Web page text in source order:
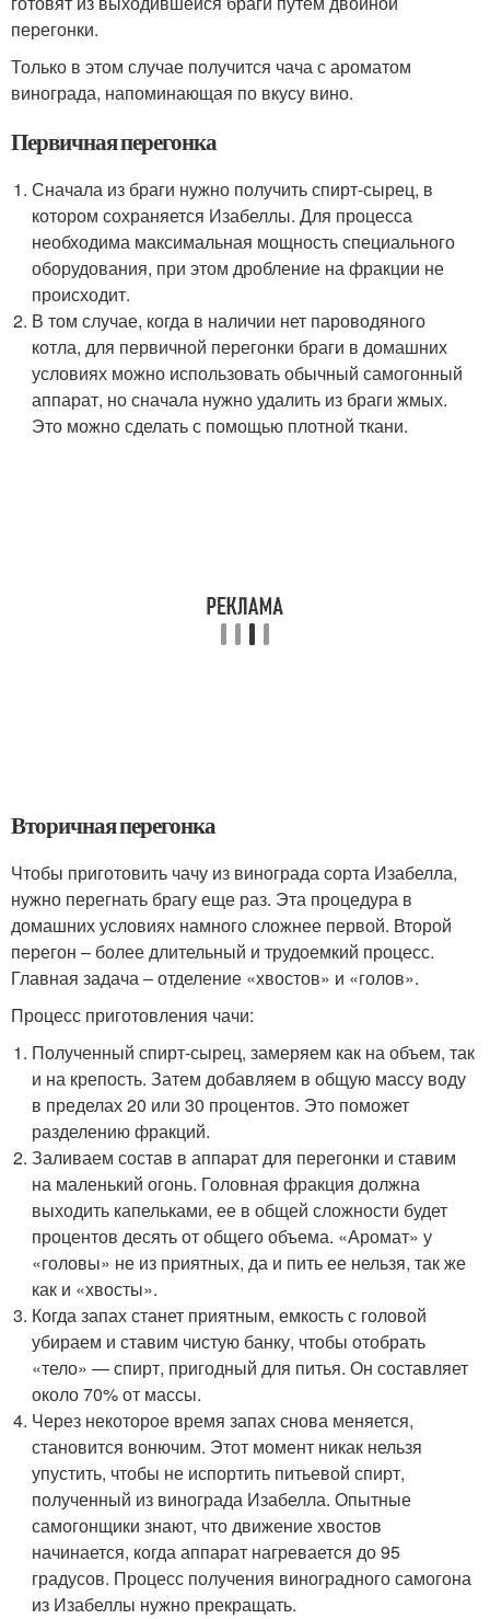
перегонки.
Только в этом случае получится чача с ароматом
винограда, напоминающая по вкусу вино.
Первичная перегонка
Сначала из браги нужно получить спирт-сырец, в
котором сохраняется Изабеллы. Для процесса
необходима максимальная мощность специального
оборудования, при этом дробление на фракции не
происходит.
В том случае, когда в наличии нет пароводяного
котла, для первичной перегонки браги в домашних
условиях можно использовать обычный самогонный
аппарат, но сначала нужно удалить из браги жмых.
Это можно сделать с помощью плотной ткани.
Вторичная перегонка
Чтобы приготовить чачу из винограда сорта Изабелла,
нужно перегнать брагу еще раз. Эта процедура в
домашних условиях намного сложнее первой. Второй
перегон – более длительный и трудоемкий процесс.
Главная задача – отделение «хвостов» и «голов».
Процесс приготовления чачи:
Полученный спирт-сырец, замеряем как на объем, так
и на крепость. Затем добавляем в общую массу воду
в пределах 20 или 30 процентов. Это поможет
разделению фракций.
Заливаем состав в аппарат для перегонки и ставим
на маленький огонь. Головная фракция должна
выходить капельками, ее в общей сложности будет
процентов десять от общего объема. «Аромат» у
«головы» не из приятных, да и пить ее нельзя, так же
как и «хвосты».
Когда запах станет приятным, емкость с головой
убираем и ставим чистую банку, чтобы отобрать
«тело» — спирт, пригодный для питья. Он составляет
около 70% от массы.
Через некоторое время запах снова меняется,
становится вонючим. Этот момент никак нельзя
упустить, чтобы не испортить питьевой спирт,
полученный из винограда Изабелла. Опытные
самогонщики знают, что движение хвостов
начинается, когда аппарат нагревается до 95
градусов. Процесс получения виноградного самогона
из Изабеллы нужно прекращать.